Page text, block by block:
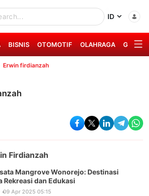
ID
BISNIS OTOMOTIF OLAHRAGA GAYA
Erwin firdianzah
Firdianzah
Mangrove Wonorejo: Destinasi
Rekreasi dan Edukasi
09 Apr 2025 05:15